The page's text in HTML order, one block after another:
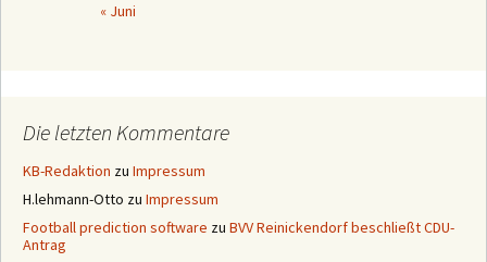
« Juni
Die letzten Kommentare
KB-Redaktion zu Impressum
H.lehmann-Otto zu Impressum
Football prediction software zu BVV Reinickendorf beschließt CDU-
Antrag